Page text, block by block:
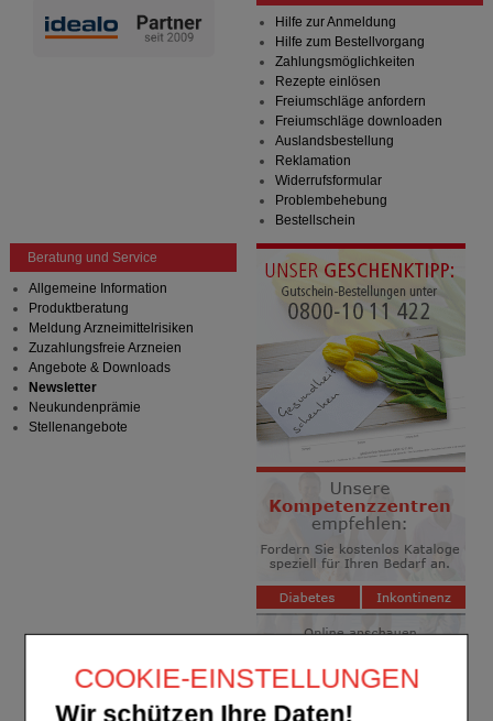
COOKIE-EINSTELLUNGEN
Wir schützen Ihre Daten!
Hilfe zur Anmeldung
Hilfe zum Bestellvorgang
Zahlungsmöglichkeiten
Rezepte einlösen
Freiumschläge anfordern
Freiumschläge downloaden
Auslandsbestellung
Reklamation
Widerrufsformular
Problembehebung
Bestellschein
Beratung und Service
Allgemeine Information
Produktberatung
Meldung Arzneimittelrisiken
Zuzahlungsfreie Arzneien
Angebote & Downloads
Newsletter
Neukundenprämie
Stellenangebote